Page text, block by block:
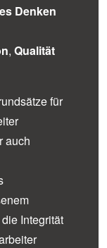
Denken
, Qualität
für
auch
Integrität